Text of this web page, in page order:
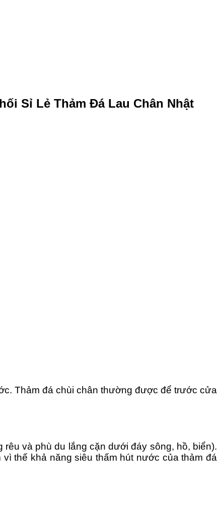
Sỉ Lẻ Thảm Đá Lau Chân Nhật
Thảm đá chùi chân thường được để trước cửa
và phù du lắng cặn dưới đáy sông, hồ, biển).
thế khả năng siêu thấm hút nước của thảm đá